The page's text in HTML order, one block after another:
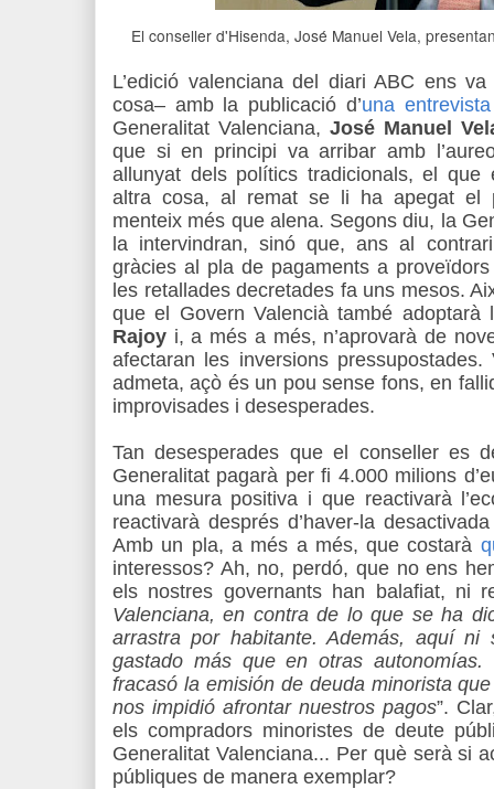
El conseller d'Hisenda, José Manuel Vela,
L’edició valenciana del diari ABC ens
cosa‒ amb la publicació d’una entrevista
Generalitat Valenciana, José Manuel
que si en principi va arribar amb
allunyat dels polítics tradicionals, el que
altra cosa, al remat se li ha apegat el
menteix més que alena. Segons diu, la
la intervindran, sinó que, ans al
gràcies al pla de pagaments a
les retallades decretades fa uns mesos.
que el Govern Valencià també adoptarà
Rajoy i, a més a més, n’aprovarà de
afectaran les inversions
admeta, açò és un pou sense fons, en
improvisades i desesperades.
Tan desesperades que el conseller es
Generalitat pagarà per fi 4.000 milions
una mesura positiva i que reactivarà
reactivarà després d’haver-la
Amb un pla, a més a més, que costarà
interessos? Ah, no, perdó, que no ens
els nostres governants han balafiat, ni
Valenciana, en contra de lo que se ha
arrastra por habitante. Además, aquí
gastado más que en otras
fracasó la emisión de deuda minorista
nos impidió afrontar nuestros pagos”.
els compradors minoristes de deute
Generalitat Valenciana... Per què serà si
públiques de manera exemplar?